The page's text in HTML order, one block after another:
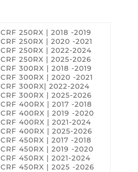
Aggiungi alla
Crea lista dei
Nome lista dei desideri
Accedi
Devi avere effettuato
dei desideri.
CRF 250RX | 2018 -2019
CRF 250RX | 2020 -2021
CRF 250RX | 2022-2024
CRF 250RX | 2025-2026
CRF 300RX | 2018 -2019
CRF 300RX | 2020 -2021
CRF 300RX| 2022-2024
CRF 300RX | 2025-2026
CRF 400RX | 2017 -2018
CRF 400RX | 2019 -2020
CRF 400RX | 2021-2024
CRF 400RX | 2025-2026
CRF 450RX | 2017 -2018
CRF 450RX | 2019 -2020
CRF 450RX | 2021-2024
CRF 450RX | 2025 -2026